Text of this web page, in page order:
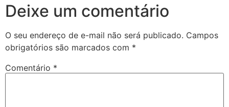
Deixe um comentário
O seu endereço de e-mail não será publicado. Campos
obrigatórios são marcados com *
Comentário *